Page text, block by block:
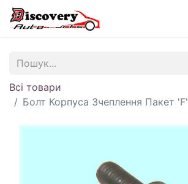
Всі товари
Болт Корпуса Зчеплення Пакет